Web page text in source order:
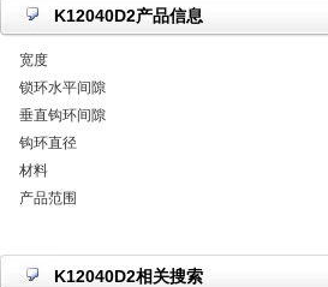
K12040D2产品信息
宽度
锁环水平间隙
垂直钩环间隙
钩环直径
材料
产品范围
K12040D2相关搜索